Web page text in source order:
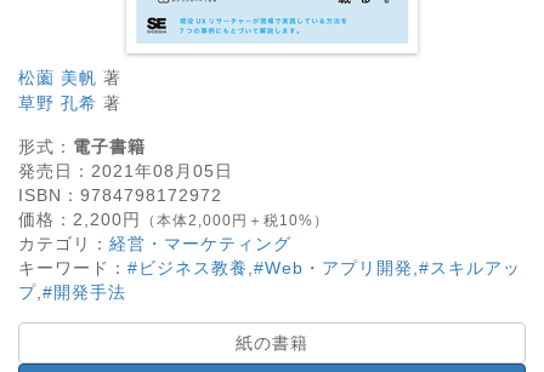
松薗 美帆 著
草野 孔希 著
形式： 電子書籍
発売日： 2021年08月05日
ISBN： 9784798172972
価格： 2,200円 （本体2,000円＋税10%）
カテゴリ： 経営・マーケティング
キーワード： #ビジネス教養 #Web・アプリ開発 #スキルアッ
プ #開発手法
紙の書籍